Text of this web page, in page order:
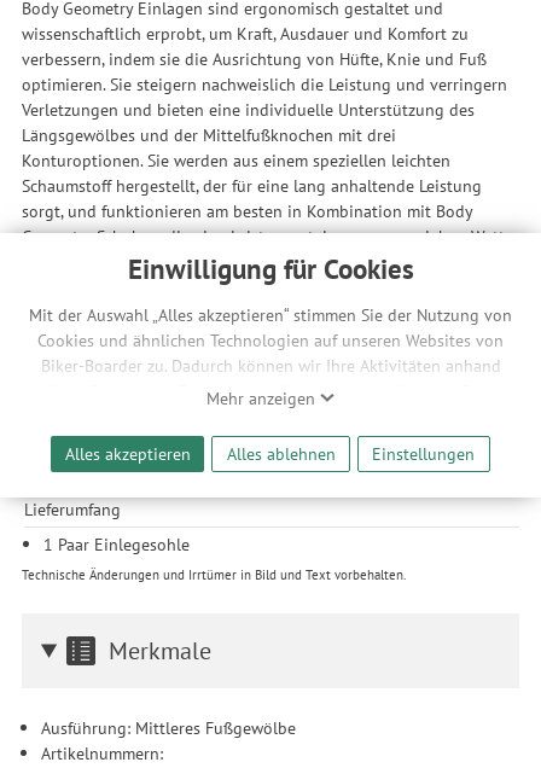
Einwilligung für Cookies
Mit der Auswahl „Alles akzeptieren“ stimmen Sie der Nutzung von
Cookies und ähnlichen Technologien auf unseren Websites von
Biker-Boarder zu. Dadurch können wir Ihre Aktivitäten anhand
Ihrer Geräte- und Browsereinstellungen nachvollziehen. Dies
ermöglicht es uns, anhand ihrer Interessen nutzungsbasierte
Werbeanzeigen für Sie bereitzustellen sowie Funktionalitäten
unserer Website sicherzustellen und stetig zu verbessern. Dabei
werden Ihre Daten auch an Drittanbieter und Werbepartner
weitergegeben. Die Verarbeitung erfolgt ausschließlich zum
Zwecke der Einbindung von Streaming-Inhalten und der
Durchführung von statistischer Analyse, Reichweitenmessungen,
und der Speicherdauer finden Sie unter Einstellungen. Diese
Einwilligung ist freiwillig, für die Nutzung unserer Website nicht
Einwilligung unter Einstellungen lediglich für bestimmte
Drittanbieter erteilen und jederzeit für die Zukunft widerrufen.
Mehr anzeigen
Alles akzeptieren Alles ablehnen Einstellungen
Body Geometry Einlagen sind ergonomisch gestaltet und
wissenschaftlich erprobt, um Kraft, Ausdauer und Komfort zu
verbessern, indem sie die Ausrichtung von Hüfte, Knie und Fuß
optimieren. Sie steigern nachweislich die Leistung und verringern
Verletzungen und bieten eine individuelle Unterstützung des
Längsgewölbes und der Mittelfußknochen mit drei
Konturoptionen. Sie werden aus einem speziellen leichten
Schaumstoff hergestellt, der für eine lang anhaltende Leistung
sorgt, und funktionieren am besten in Kombination mit Body
Geometry Schuhen, die eine Leistungssteigerung von sieben Watt
Die Blue++ Variante bietet Unterstützung für eine mittlere
Fußgewölbehöhe.
Features
Eigenentwickelter, leichter Schaumstoff für lang anhaltende
Leistung
Geeignet für Alle Body Geometry Schuhe
Lieferumfang
1 Paar Einlegesohle
Technische Änderungen und Irrtümer in Bild und Text vorbehalten.
Merkmale
Ausführung: Mittleres Fußgewölbe
Artikelnummern: